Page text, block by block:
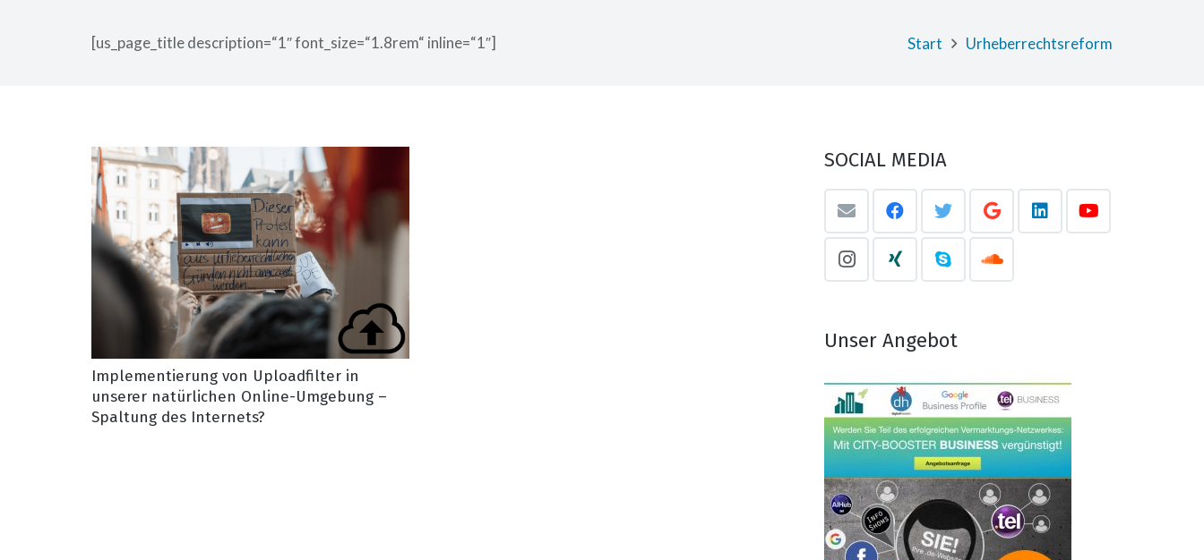
[us_page_title description=“1″ font_size=“1.8rem“ inline=“1″] Start Urheberrechtsreform
Implementierung von Uploadfilter in
unserer natürlichen Online-Umgebung –
Spaltung des Internets?
SOCIAL MEDIA
Unser Angebot